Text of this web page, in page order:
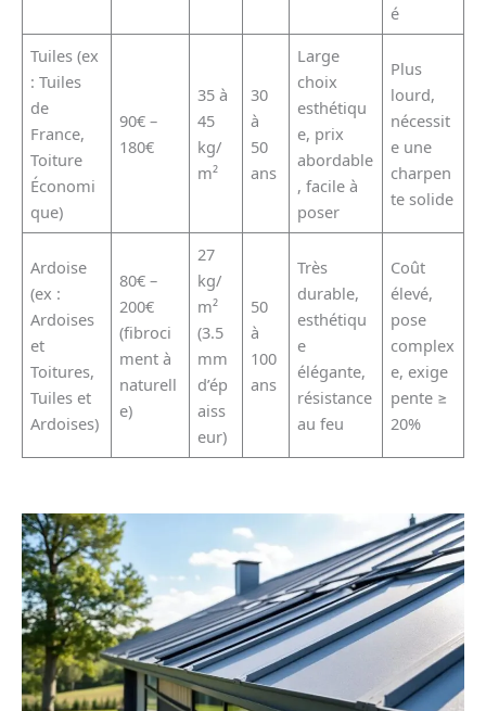
é
Tuiles (ex
: Tuiles
de
France,
Toiture
Économi
que)
90€ –
180€
35 à
45
kg/
m²
30
à
50
ans
Large
choix
esthétiqu
e, prix
abordable
, facile à
poser
Plus
lourd,
nécessit
e une
charpen
te solide
Ardoise
(ex :
Ardoises
et
Toitures,
Tuiles et
Ardoises)
80€ –
200€
(fibroci
ment à
naturell
e)
27
kg/
m²
(3.5
mm
d’ép
aiss
eur)
50
à
100
ans
Très
durable,
esthétiqu
e
élégante,
résistance
au feu
Coût
élevé,
pose
complex
e, exige
pente ≥
20%